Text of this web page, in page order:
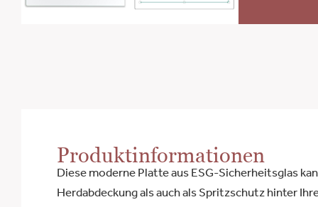
Produktinformationen
Diese moderne Platte aus ESG-Sicherheitsglas
Herdabdeckung als auch als Spritzschutz hinter